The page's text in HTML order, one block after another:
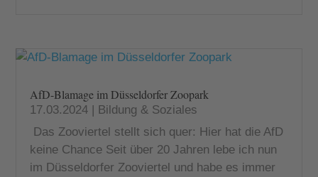
AfD-Blamage im Düsseldorfer Zoopark
17.03.2024 | Bildung & Soziales
Das Zooviertel stellt sich quer: Hier hat die AfD
keine Chance Seit über 20 Jahren lebe ich nun
im Düsseldorfer Zooviertel und habe es immer